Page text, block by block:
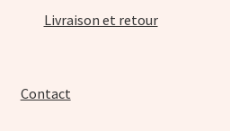
Livraison et retour
Contact